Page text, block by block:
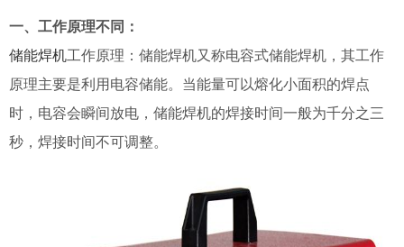
一、工作原理不同：
储能焊机工作原理：储能焊机又称电容式储能焊机，其工作
原理主要是利用电容储能。当能量可以熔化小面积的焊点
时，电容会瞬间放电，储能焊机的焊接时间一般为千分之三
秒，焊接时间不可调整。